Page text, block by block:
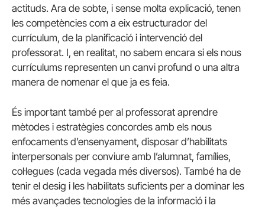
actituds. Ara de sobte, i sense molta explicació, tenen
les competències com a eix estructurador del
currículum, de la planificació i intervenció del
professorat. I, en realitat, no sabem encara si els nous
currículums representen un canvi profund o una altra
manera de nomenar el que ja es feia.
És important també per al professorat aprendre
mètodes i estratègies concordes amb els nous
enfocaments d’ensenyament, disposar d’habilitats
interpersonals per conviure amb l’alumnat, famílies,
col·legues (cada vegada més diversos). També ha de
tenir el desig i les habilitats suficients per a dominar les
més avançades tecnologies de la informació i la